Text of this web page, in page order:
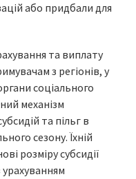
або придбали для
та виплату
з регіонів, у
соціального
механізм
та пільг в
сезону. Їхній
розміру субсидії
урахуванням